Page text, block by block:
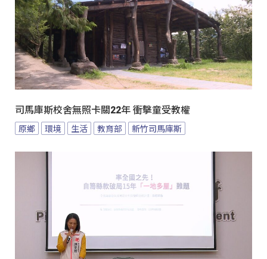
司馬庫斯校舍無照卡關22年 衝擊童受教權
原鄉 環境 生活 教育部 新竹司馬庫斯